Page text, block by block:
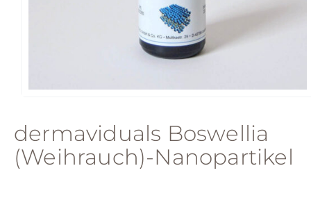
dermaviduals Boswellia
(Weihrauch)-Nanopartikel